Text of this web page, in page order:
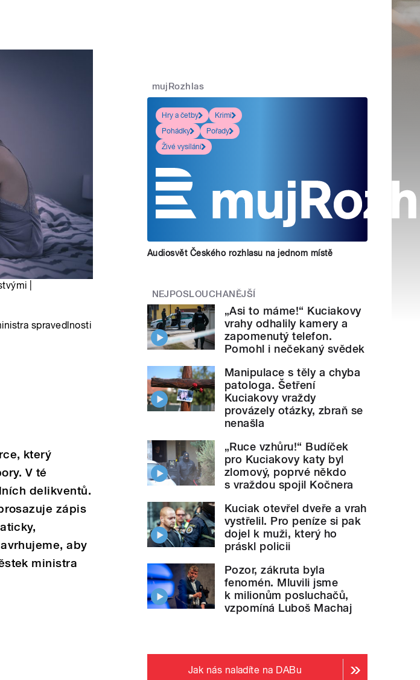
|
spravedlnosti
který
V té
delikventů.
zápis
aby
ministra
mujRozhlas
Hry a četby
Krimi
Pohádky
Pořady
Živé vysílání
Audiosvět Českého rozhlasu na jednom místě
NEJPOSLOUCHANĚJŠÍ
„Asi to máme!“ Kuciakovy
vrahy odhalily kamery a
zapomenutý telefon.
Pomohl i nečekaný svědek
Manipulace s těly a chyba
patologa. Šetření
Kuciakovy vraždy
provázely otázky, zbraň se
nenašla
„Ruce vzhůru!“ Budíček
pro Kuciakovy katy byl
zlomový, poprvé někdo
s vraždou spojil Kočnera
Kuciak otevřel dveře a vrah
vystřelil. Pro peníze si pak
dojel k muži, který ho
práskl policii
Pozor, zákruta byla
fenomén. Mluvili jsme
k milionům posluchačů,
vzpomíná Luboš Machaj
Jak nás naladíte na DABu